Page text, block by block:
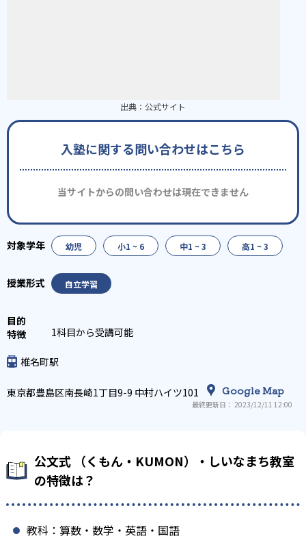
出典： 公式サイト
入塾に関する問い合わせはこちら
当サイトからの問い合わせは現在できません
幼児 小1 ~ 6 中1 ~ 3 高1 ~ 3
自立学習
1科目から受講可能
椎名町駅
東京都豊島区南長崎1丁目9-9 中村ハイツ101 Google Map
最終更新日： 2023/12/11 12:00
公文式 （くもん・KUMON）・しいなまち教室
の特徴は？
教科：算数・数学・英語・国語